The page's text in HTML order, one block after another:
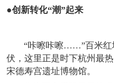
●创新转化“潮”起来
“咔嚓咔嚓……”百米红
伏，这里正是时下杭州最
宋德寿宫遗址博物馆。